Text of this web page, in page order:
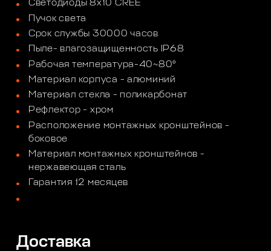
Светодиоды 8х10 CREE
Пучок света
Срок службы 30000 часов
Пыле- влагозащищенность IP68
Рабочая температура-40~80°
Материал корпуса - алюминий
Материал стекла - поликарбонат
Рефлектор - хром
Расположение монтажных кронштейнов -
боковое
Материал монтажных кронштейнов -
нержавеющая сталь
Гарантия 12 месяцев
Доставка